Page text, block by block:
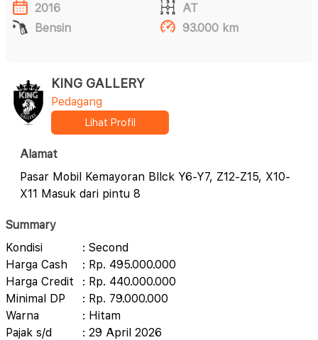
2016
AT
Bensin
93.000 km
KING GALLERY
Pedagang
Lihat Profil
Alamat
Pasar Mobil Kemayoran Bllck Y6-Y7, Z12-Z15, X10-
X11 Masuk dari pintu 8
Summary
Kondisi
: Second
Harga Cash
: Rp. 495.000.000
Harga Credit
: Rp. 440.000.000
Minimal DP
: Rp. 79.000.000
Warna
: Hitam
Pajak s/d
: 29 April 2026